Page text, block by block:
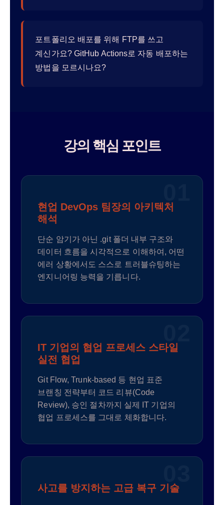
포트폴리오 배포를 위해 FTP를 쓰고
계신가요? GitHub Actions로 자동 배포하는
방법을 모르시나요?
강의 핵심 포인트
현업 DevOps 팀장의 아키텍처
해석
단순 암기가 아닌 .git 폴더 내부 구조와
데이터 흐름을 시각적으로 이해하여, 어떤
에러 상황에서도 스스로 트러블슈팅하는
엔지니어링 능력을 기릅니다.
IT 기업의 협업 프로세스 스타일
실전 협업
Git Flow, Trunk-based 등 현업 표준
브랜칭 전략부터 코드 리뷰(Code
Review), 승인 절차까지 실제 IT 기업의
협업 프로세스를 그대로 체화합니다.
사고를 방지하는 고급 복구 기술